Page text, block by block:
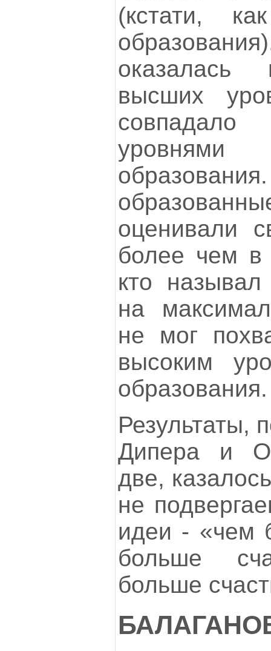
(кстати,
оказалась
высших
оценивали
более чем
кто
на
не мог
высоким
образования.
Результаты,
Дипера и
две,
не
идеи - «чем
больше
больше